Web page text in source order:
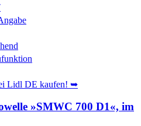
Lidl DE kaufen! ➥
»SMWC 700 D1«, im